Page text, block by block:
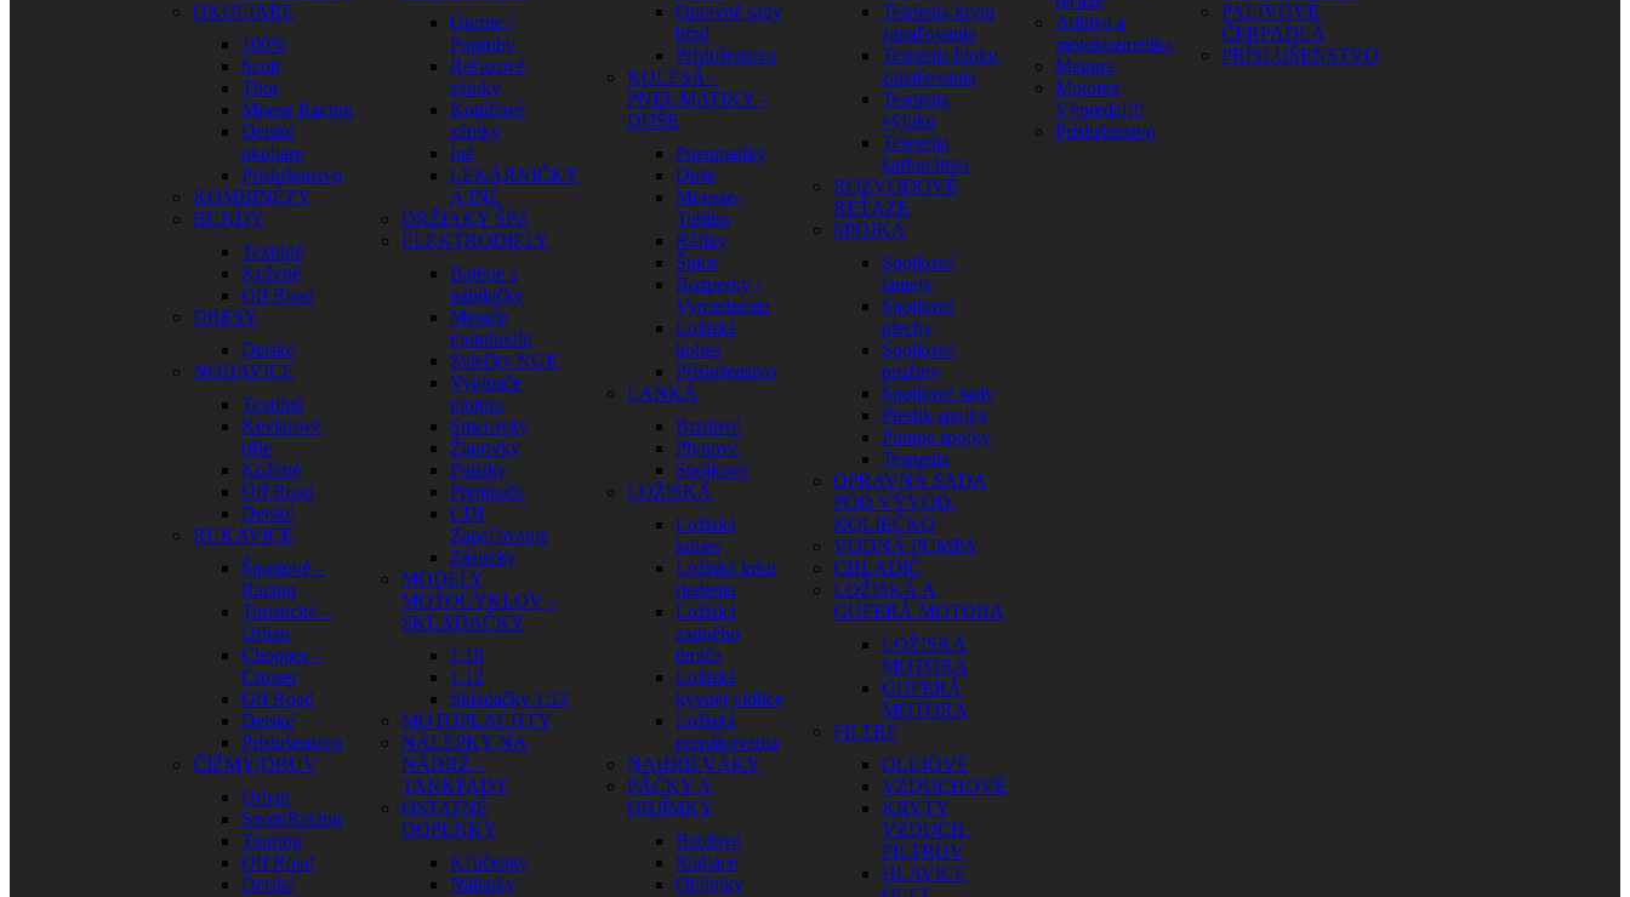
OKULIARE
100%
Scott
Thor
Moose Racing
Detské
okuliare
Príslušenstvo
KOMBINÉZY
BUNDY
Textilné
Kožené
Off Road
DRESY
Detské
NOHAVICE
Textilné
Kevlarové
rifle
Kožené
Off Road
Detské
RUKAVICE
Športové –
Racing
Turistické –
Urban
Chopper –
Cruiser
Off Road
Detské
Príslušenstvo
ČIŽMY/OBUV
Urban
Sport/Racing
Touring
Off Road
Detské
Gurtne /
Popruhy
Reťazové
zámky
Kotúčové
zámky
Iné
LEKÁRNIČKY
A INÉ
DRŽIAKY ŠPZ
ELEKTRODIELY
Batérie a
nabíjačky
Merače
motohodín
Sviečky NGK
Vypínače
motora
Smerovky
Žiarovky
Poistky
Prepínače
CDI
Zapaľovanie
Zásuvky
MODELY
MOTOCYKLOV –
SKLADAČKY
1:18
1:12
Skladačky 1:12
MOTOPLACHTY
NÁLEPKY NA
NÁDRŽ –
TANKPADY
OSTATNÉ
DOPLNKY
Kľúčenky
Nálepky
Opravné sady
bŕzd
Príslušenstvo
KOLESÁ –
PNEUMATIKY –
DUŠE
Pneumatiky
Duše
Mousse-
Tubliss
Ráfiky
Špice
Rozperky /
Vymedzenia
Ložiská
kolies
Príslušenstvo
LANKÁ
Brzdové
Plynové
Spojkové
LOŽISKÁ
Ložiská
kolies
Ložiská krku
riadenia
Ložiská
zadného
tlmiča
Ložiská
kyvnej vidlice
Ložiská
prepákovania
NAHRIEVÁKY
PÁČKY A
OBJÍMKY
Brzdové
Radiace
Objímky
Tesnenia krytu
zapaľovania
Tesnenia bloku
zapaľovania
Tesnenia
výfuku
Tesnenia
karburátora
ROZVODOVÉ
REŤAZE
SPOJKA
Spojkové
lamely
Spojkové
plechy
Spojkové
pružiny
Spojkové sady
Piestik spojky
Pumpa spojky
Tesnenia
OPRAVNÁ SADA
POD VÝVOD.
KOLIEČKO
VODNÁ PUMPA
CHLADIČ
LOŽISKÁ A
GUFERÁ MOTORA
LOŽISKÁ
MOTORA
GUFERÁ
MOTORA
FILTRE
OLEJOVÉ
VZDUCHOVÉ
KRYTY
VZDUCH.
FILTROV
HLAVICE
Aditíva a
motokozmetika
Magura
Motorex
Výpredaj!!!
Príslušenstvo
PALIVOVÉ
ČERPADLÁ
PRÍSLUŠENSTVO